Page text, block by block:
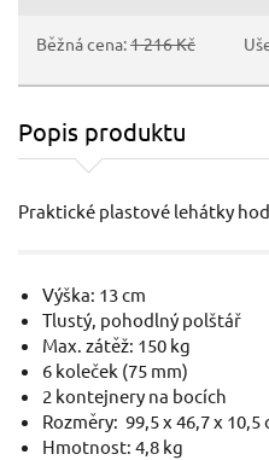
Běžná cena:1 216 Kč
Popis produktu
Praktické plastové lehátky
Výška: 13 cm
Tlustý, pohodlný polštář
Max. zátěž: 150 kg
6 koleček (75 mm)
2 kontejnery na bocích
Rozměry: 99,5 x 46,7 x 10,5
Hmotnost: 4,8 kg